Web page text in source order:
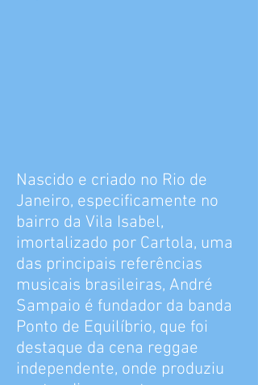
Nascido e criado no Rio de
Janeiro, especificamente no
bairro da Vila Isabel,
imortalizado por Cartola, uma
das principais referências
musicais brasileiras, André
Sampaio é fundador da banda
Ponto de Equilíbrio, que foi
destaque da cena reggae
independente, onde produziu